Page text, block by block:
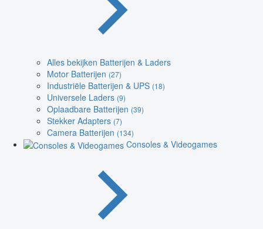
Alles bekijken Batterijen & Laders
Motor Batterijen (27)
Industriële Batterijen & UPS (18)
Universele Laders (9)
Oplaadbare Batterijen (39)
Stekker Adapters (7)
Camera Batterijen (134)
Consoles & Videogames